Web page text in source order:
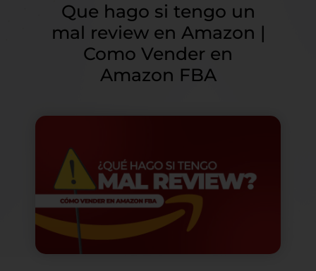
Que hago si tengo un
mal review en Amazon |
Como Vender en
Amazon FBA